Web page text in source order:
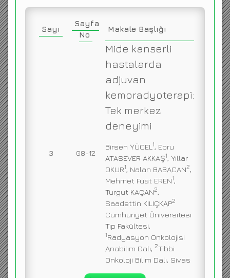
Sayı
Sayfa
No
Makale Başlığı
3 08-12
Mide kanserli
hastalarda
adjuvan
kemoradyoterapi:
Tek merkez
deneyimi
Birsen YÜCEL 1, Ebru
ATASEVER AKKAŞ1, Yıllar
OKUR1, Nalan BABACAN2,
Mehmet Fuat EREN1,
Turgut KAÇAN2,
Saadettin KILIÇKAP2
Cumhuriyet Üniversitesi
Tıp Fakültesi,
1Radyasyon Onkolojisi
Anabilim Dalı, 2Tıbbi
Onkoloji Bilim Dalı, Sivas